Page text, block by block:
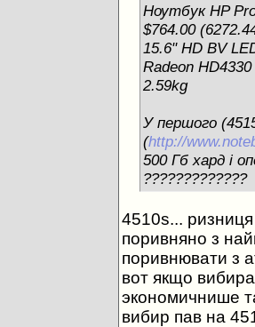
Ноутбук HP
$764.00
15.6" HD BV
Radeon
2.59kg
У першого
(http://
500 Гб хард і
?????????????
4510s...
поривняно з
поривнювати з
вот якщо
экономичнише
вибир пав на